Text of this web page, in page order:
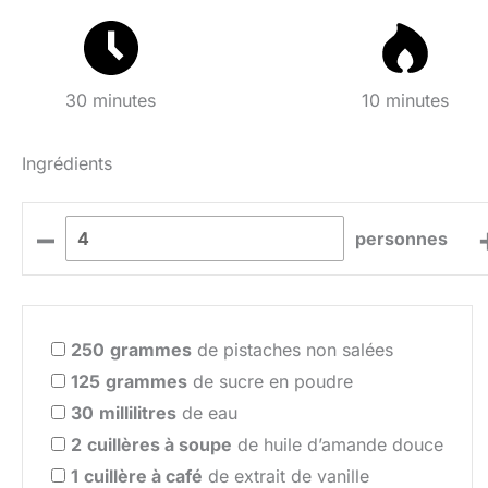
30 minutes 10 minutes
Ingrédients
– personnes
250 grammes de pistaches non salées
125 grammes de sucre en poudre
30 millilitres de eau
2 cuillères à soupe de huile d’amande douce
1 cuillère à café de extrait de vanille